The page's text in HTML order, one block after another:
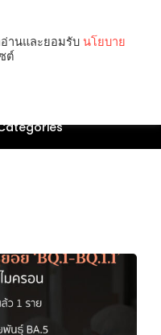
านและยอมรับ นโยบาย
ต์